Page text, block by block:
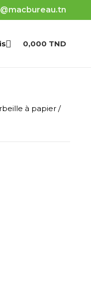
0,000 TND
à papier /